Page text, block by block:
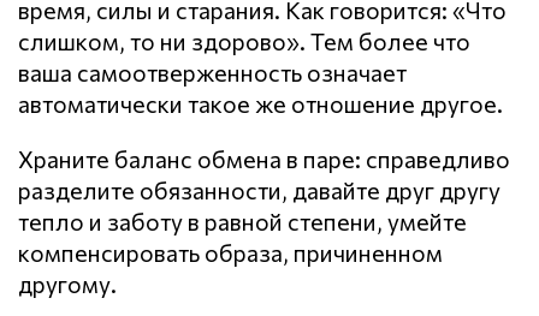
время, силы и старания. Как говорится: «Что
слишком, то ни здорово». Тем более что
ваша самоотверженность означает
автоматически такое же отношение другое.
Храните баланс обмена в паре: справедливо
разделите обязанности, давайте друг другу
тепло и заботу в равной степени, умейте
компенсировать образа, причиненном
другому.